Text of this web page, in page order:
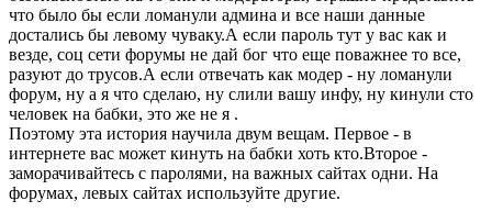
что было бы если ломанули админа и все наши данные
достались бы левому чуваку.А если пароль тут у вас как и
везде, соц сети форумы не дай бог что еще поважнее то все,
разуют до трусов.А если отвечать как модер - ну ломанули
форум, ну а я что сделаю, ну слили вашу инфу, ну кинули сто
человек на бабки, это же не я .
Поэтому эта история научила двум вещам. Первое - в
интернете вас может кинуть на бабки хоть кто.Второе -
заморачивайтесь с паролями, на важных сайтах одни. На
форумах, левых сайтах используйте другие.